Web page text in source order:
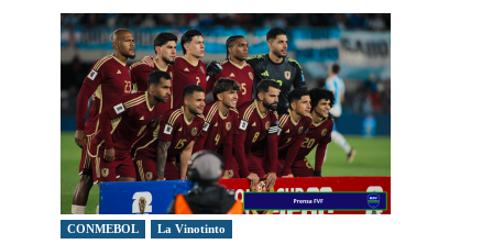
CONMEBOL La Vinotinto